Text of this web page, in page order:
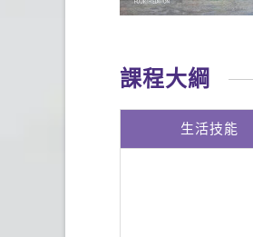
課程大綱
生活技能